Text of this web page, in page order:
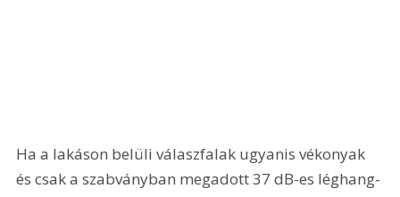
Ha a lakáson belüli válaszfalak ugyanis vékonyak
és csak a szabványban megadott 37 dB-es léghang-